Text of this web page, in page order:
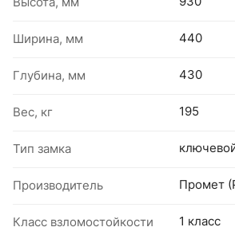
Ширина, мм 440
Глубина, мм 430
Вес, кг 195
Тип замка
Производитель Промет
Класс взломостойкости 1 класс